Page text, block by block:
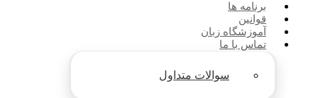
برنامه ها
قوانین
آموزشگاه زبان
تماس با ما
سوالات متداول